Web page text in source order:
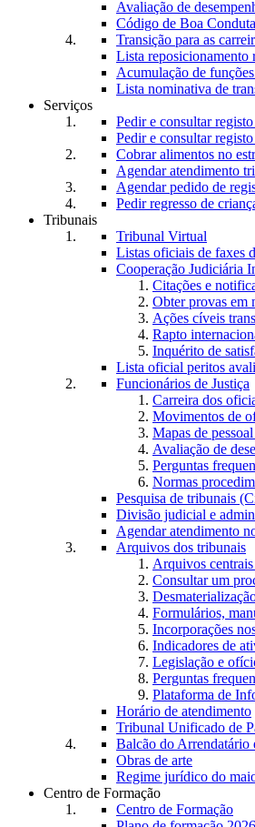
Avaliação de
Código de Boa
Transição para as
Lista reposicionamento
Acumulação de
Lista nominativa de
Serviços
Pedir e consultar
Pedir e consultar
Cobrar alimentos no
Agendar atendimento
Agendar pedido de
Pedir regresso de
Tribunais
Tribunal Virtual
Listas oficiais de faxes
Cooperação Judiciária
Citações e
Obter provas em
Ações cíveis
Rapto
Inquérito de
Lista oficial peritos
Funcionários de Justiça
Carreira dos
Movimentos de
Mapas de
Avaliação de
Perguntas
Normas
Pesquisa de tribunais
Divisão judicial e
Agendar atendimento
Arquivos dos tribunais
Arquivos centrais
Consultar um
Formulários,
Incorporações
Indicadores de
Legislação e
Perguntas
Plataforma de
Horário de atendimento
Tribunal Unificado de
Balcão do
Obras de arte
Regime jurídico do
Centro de Formação
Centro de Formação